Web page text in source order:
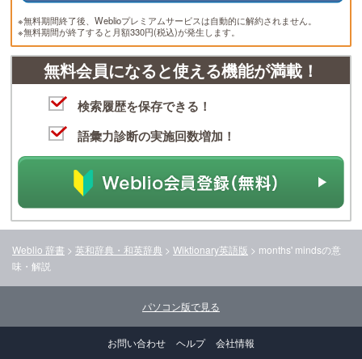
※無料期間終了後、Weblioプレミアムサービスは自動的に解約されません。
※無料期間が終了すると月額330円(税込)が発生します。
無料会員になると使える機能が満載！
検索履歴を保存できる！
語彙力診断の実施回数増加！
Weblio 辞書 > 英和辞典・和英辞典 > Wiktionary英語版 > months' mindsの意
味・解説
パソコン版で見る
お問い合わせ ヘルプ 会社情報